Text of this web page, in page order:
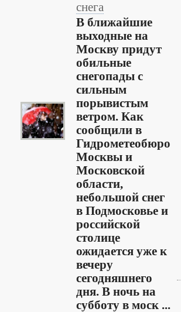
снега
В ближайшие
выходные на
Москву придут
обильные
снегопады с
сильным
порывистым
ветром. Как
сообщили в
Гидрометеобюро
Москвы и
Московской
области,
небольшой снег
в Подмосковье и
российской
столице
ожидается уже к
вечеру
сегодняшнего
дня. В ночь на
субботу в моск ...